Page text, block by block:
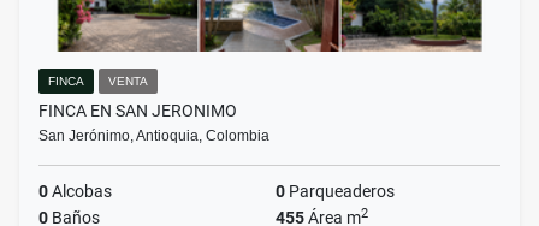
FINCA VENTA
FINCA EN SAN JERONIMO
San Jerónimo, Antioquia, Colombia
0Alcobas 0 Parqueaderos
0 Baños 455Área m2